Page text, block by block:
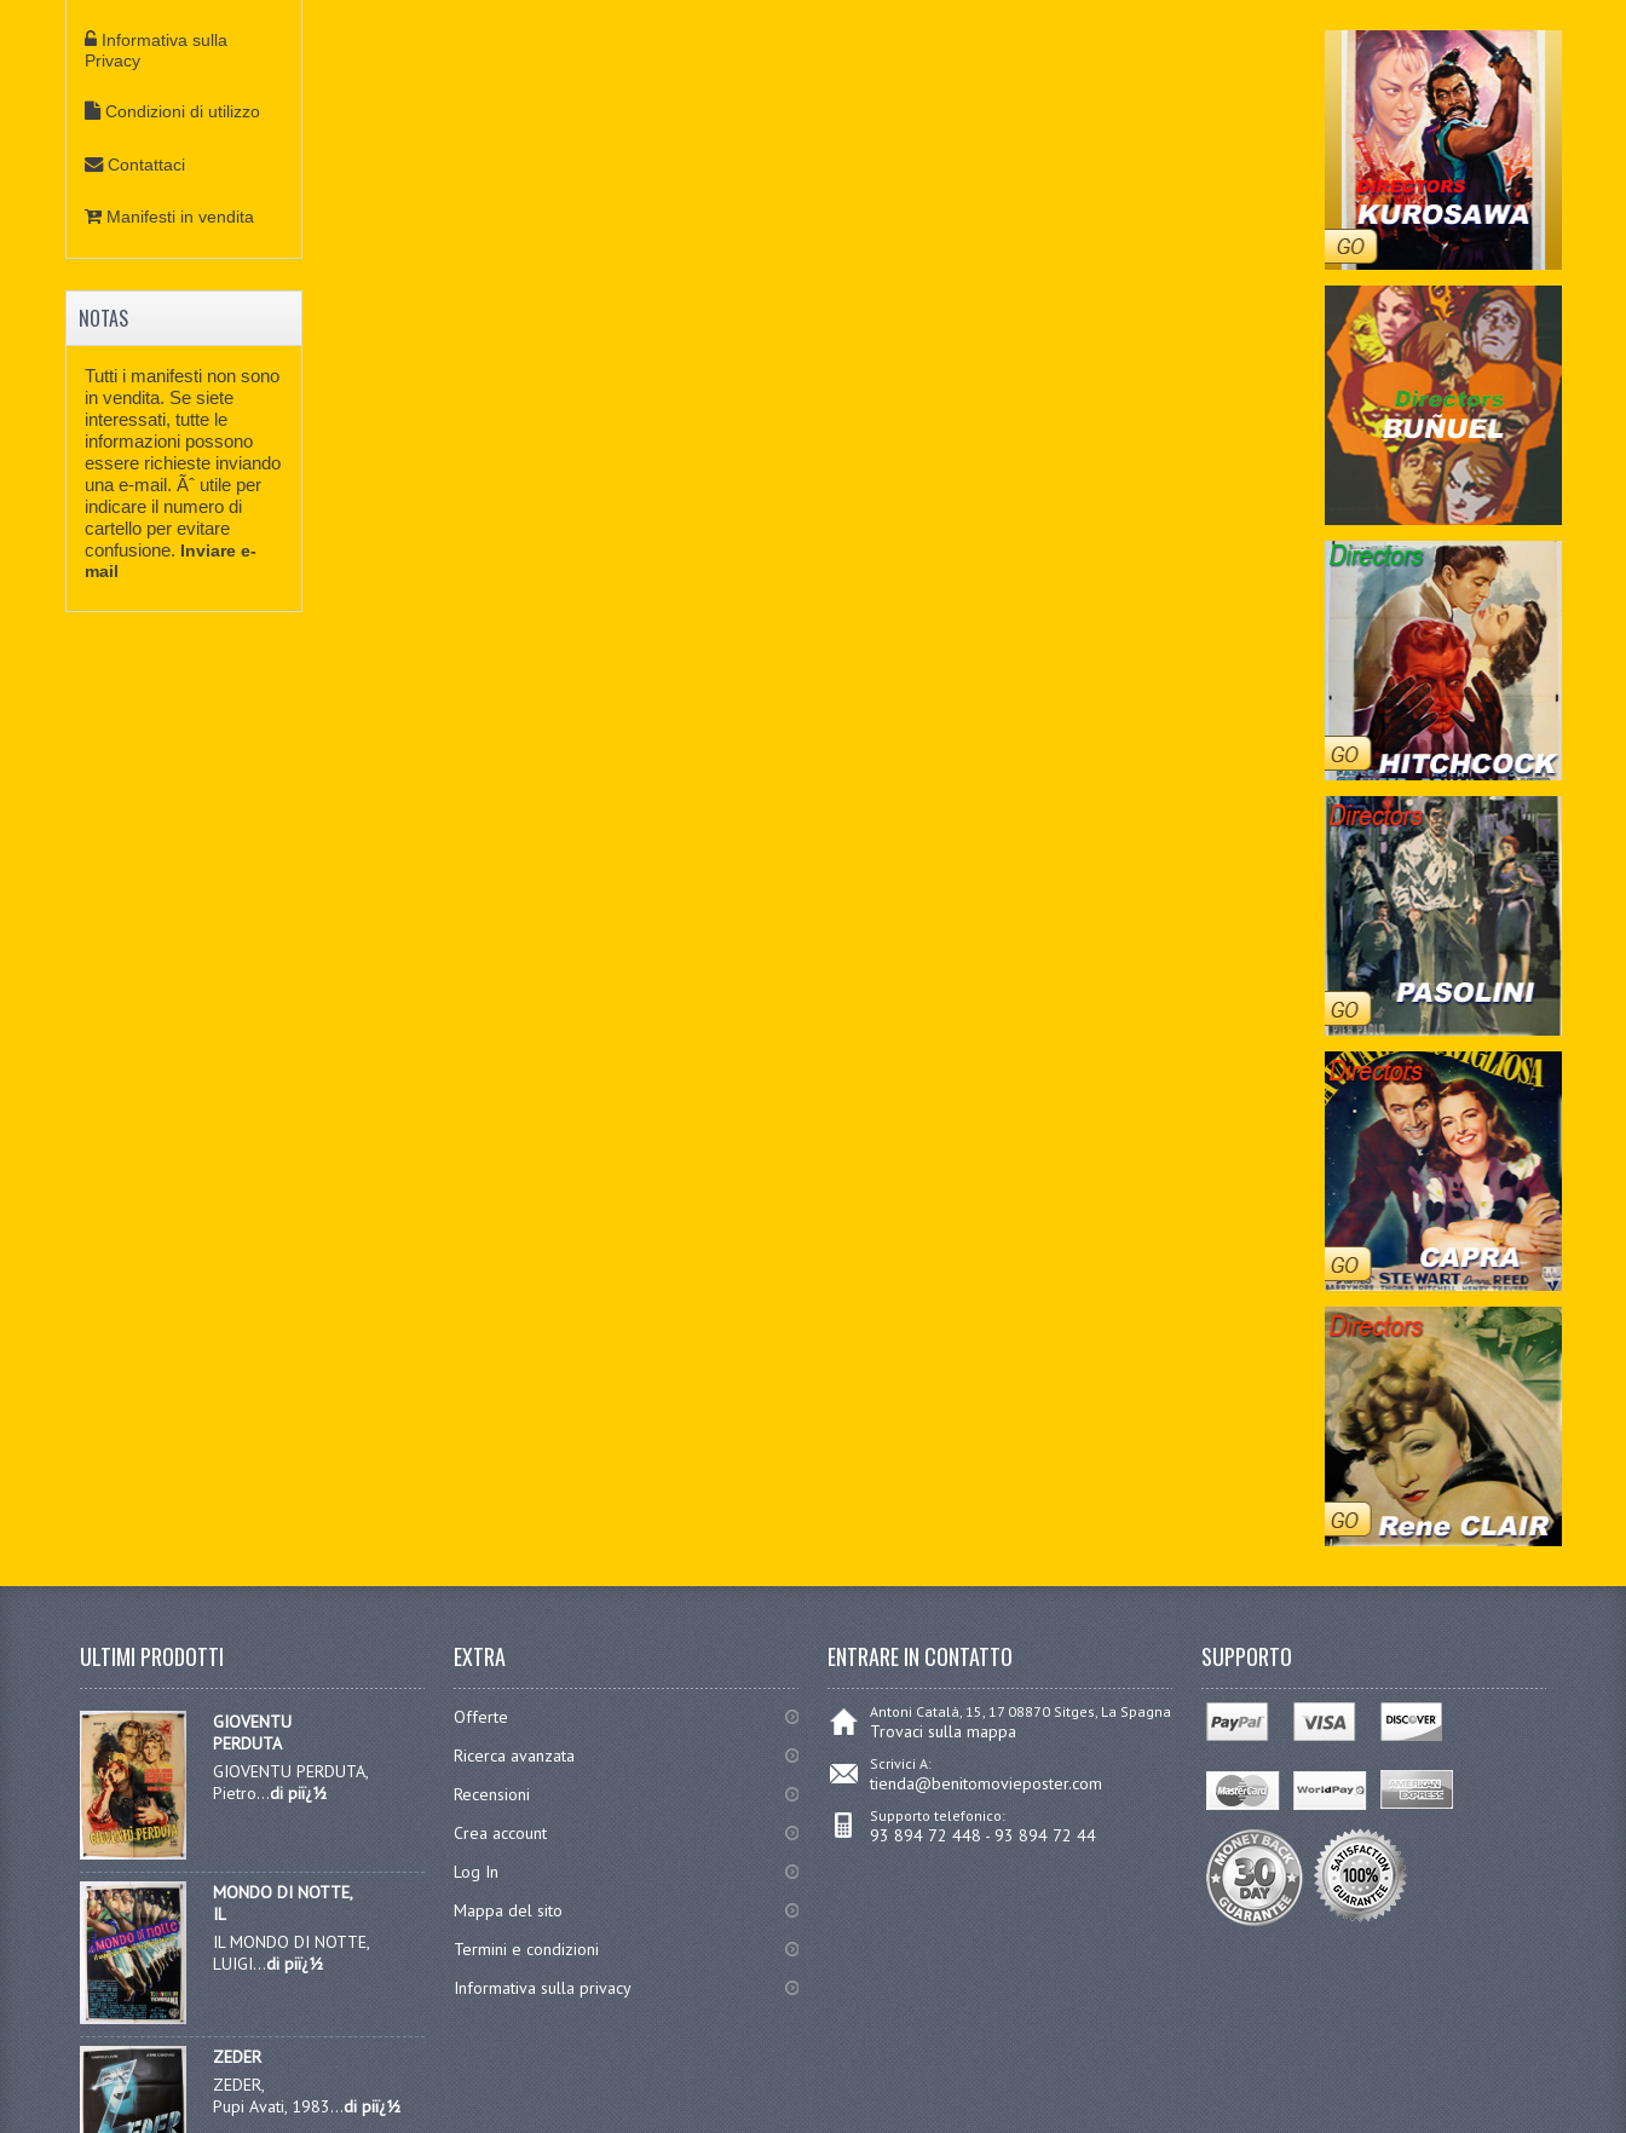
Informativa sulla
Privacy
Condizioni di utilizzo
Contattaci
Manifesti in vendita
NOTAS
Tutti i manifesti non sono
in vendita. Se siete
interessati, tutte le
informazioni possono
essere richieste inviando
una e-mail. Ãˆ utile per
indicare il numero di
cartello per evitare
confusione. Inviare e-
mail
ULTIMI PRODOTTI
GIOVENTU
PERDUTA
GIOVENTU PERDUTA,
Pietro...di piï¿½
MONDO DI NOTTE,
IL
IL MONDO DI NOTTE,
LUIGI...di piï¿½
ZEDER
ZEDER,
Pupi Avati, 1983...di piï¿½
EXTRA
Offerte
Ricerca avanzata
Recensioni
Crea account
Log In
Mappa del sito
Termini e condizioni
Informativa sulla privacy
ENTRARE IN CONTATTO
Antoni Catalá, 15, 17 08870 Sitges, La Spagna
Trovaci sulla mappa
Scrivici A:
tienda@benitomovieposter.com
Supporto telefonico:
93 894 72 448 - 93 894 72 44
SUPPORTO